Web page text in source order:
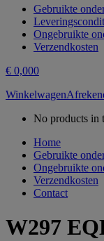
Gebruikte
Ongebruikte
Verzendkosten
€ 0,000
Winkelwagen
No products in
Home
Gebruikte
Ongebruikte
Verzendkosten
Contact
W297